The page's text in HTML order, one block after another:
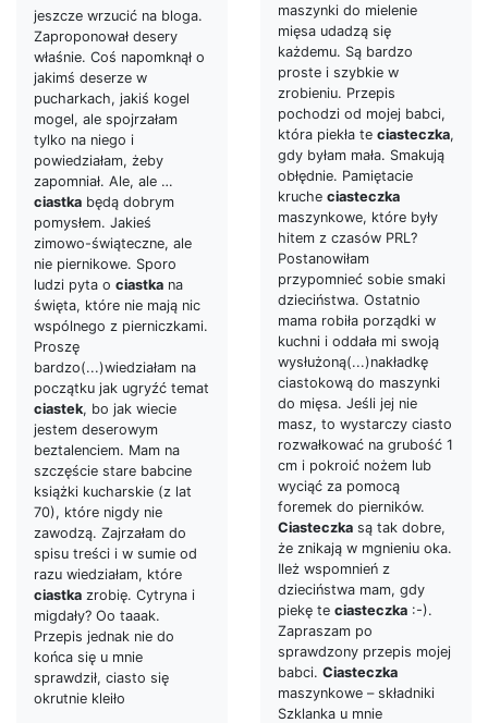
jeszcze wrzucić na bloga.
Zaproponował desery
właśnie. Coś napomknął o
jakimś deserze w
pucharkach, jakiś kogel
mogel, ale spojrzałam
tylko na niego i
powiedziałam, żeby
zapomniał. Ale, ale …
ciastka będą dobrym
pomysłem. Jakieś
zimowo-świąteczne, ale
nie piernikowe. Sporo
ludzi pyta o ciastka na
święta, które nie mają nic
wspólnego z pierniczkami.
Proszę
bardzo(...)wiedziałam na
początku jak ugryźć temat
ciastek, bo jak wiecie
jestem deserowym
beztalenciem. Mam na
szczęście stare babcine
książki kucharskie (z lat
70), które nigdy nie
zawodzą. Zajrzałam do
spisu treści i w sumie od
razu wiedziałam, które
ciastka zrobię. Cytryna i
migdały? Oo taaak.
Przepis jednak nie do
końca się u mnie
sprawdził, ciasto się
okrutnie kleiło
maszynki do mielenie
mięsa udadzą się
każdemu. Są bardzo
proste i szybkie w
zrobieniu. Przepis
pochodzi od mojej babci,
która piekła te ciasteczka,
gdy byłam mała. Smakują
obłędnie. Pamiętacie
kruche ciasteczka
maszynkowe, które były
hitem z czasów PRL?
Postanowiłam
przypomnieć sobie smaki
dzieciństwa. Ostatnio
mama robiła porządki w
kuchni i oddała mi swoją
wysłużoną(...)nakładkę
ciastokową do maszynki
do mięsa. Jeśli jej nie
masz, to wystarczy ciasto
rozwałkować na grubość 1
cm i pokroić nożem lub
wyciąć za pomocą
foremek do pierników.
Ciasteczka są tak dobre,
że znikają w mgnieniu oka.
Ileż wspomnień z
dzieciństwa mam, gdy
piekę te ciasteczka :-).
Zapraszam po
sprawdzony przepis mojej
babci. Ciasteczka
maszynkowe – składniki
Szklanka u mnie